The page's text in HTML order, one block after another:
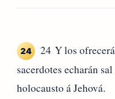
24
24 Y los
sacerdotes echarán
holocausto á Jehová.